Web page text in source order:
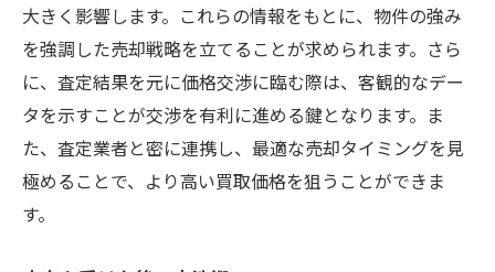
大きく影響します。これらの情報をもとに、物件の強み
を強調した売却戦略を立てることが求められます。さら
に、査定結果を元に価格交渉に臨む際は、客観的なデー
タを示すことが交渉を有利に進める鍵となります。ま
た、査定業者と密に連携し、最適な売却タイミングを見
極めることで、より高い買取価格を狙うことができま
す。